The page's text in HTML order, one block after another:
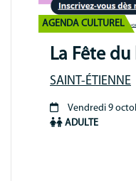
AGENDA CULTUREL
La Fête
SAINT-ÉTIENNE
Période
Vendredi 9
ADULTE